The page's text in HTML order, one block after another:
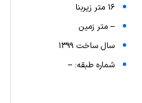
16 متر زیربنا
-- متر زمین
سال ساخت 1399
شماره طبقه: --